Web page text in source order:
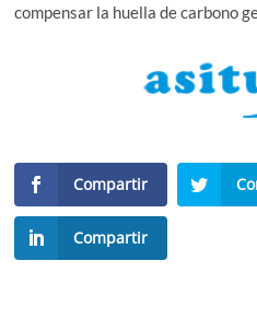
compensar la huella de carbono
Compartir
Compartir